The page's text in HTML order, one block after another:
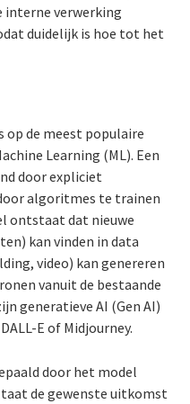
interne verwerking
duidelijk is hoe tot het
op de meest populaire
Learning (ML). Een
door expliciet
algoritmes te trainen
ontstaat dat nieuwe
kan vinden in data
video) kan genereren
vanuit de bestaande
generatieve AI (Gen AI)
E of Midjourney.
door het model
de gewenste uitkomst